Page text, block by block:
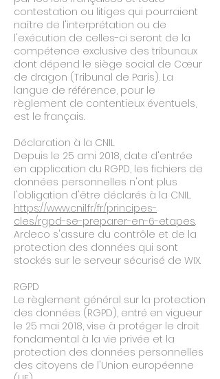
contestation ou litiges qui pourraient
naître de l'interprétation ou de
l'exécution de celles-ci seront de la
compétence exclusive des tribunaux
dont dépend le siège social de Cœur
de dragon (Tribunal de Paris). La
langue de référence, pour le
règlement de contentieux éventuels,
est le français.
Déclaration à la CNIL
Depuis le 25 ami 2018, date d'entrée
en application du RGPD, les fichiers de
données personnelles n'ont plus
l'obligation d'être déclarés à la CNIL.
https://www.cnil.fr/fr/principes-
cles/rgpd-se-preparer-en-6-etapes.
Ardeco s'assure du contrôle et de la
protection des données qui sont
stockés sur le serveur sécurisé de WIX.
RGPD
Le règlement général sur la protection
des données (RGPD), entré en vigueur
le 25 mai 2018, vise à protéger le droit
fondamental à la vie privée et la
protection des données personnelles
des citoyens de l'Union européenne